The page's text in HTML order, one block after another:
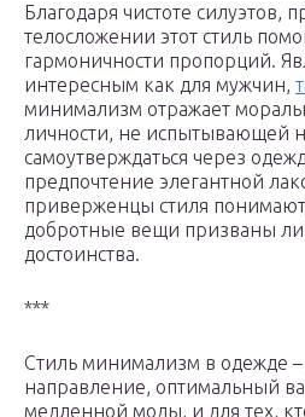
Благодаря чистоте силуэтов,
телосложении этот стиль
гармоничности пропорций.
интересным как для мужчин,
минимализм отражает
личности, не испытывающей
самоутверждаться через
предпочтение элегантной
приверженцы стиля
добротные вещи призваны
достоинства.
***
Стиль минимализм в одежде
направление, оптимальный
медленной моды, и для тех,